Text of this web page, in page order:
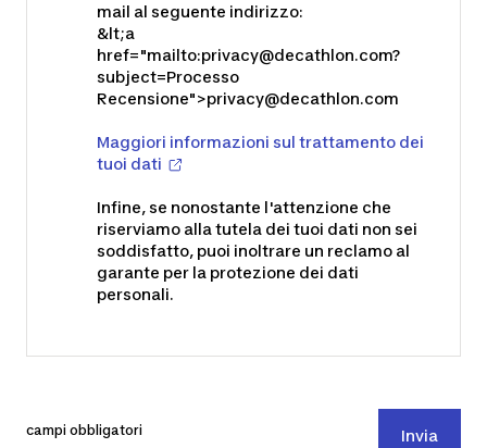
mail al seguente indirizzo:
&lt;a
href="mailto:privacy@decathlon.com?
subject=Processo
Recensione">privacy@decathlon.com
Maggiori informazioni sul trattamento dei
tuoi dati
Infine, se nonostante l'attenzione che
riserviamo alla tutela dei tuoi dati non sei
soddisfatto, puoi inoltrare un reclamo al
garante per la protezione dei dati
personali.
campi obbligatori Invia